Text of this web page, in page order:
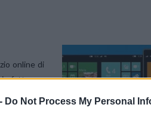
Do Not Process My Personal
online di
in fattura o